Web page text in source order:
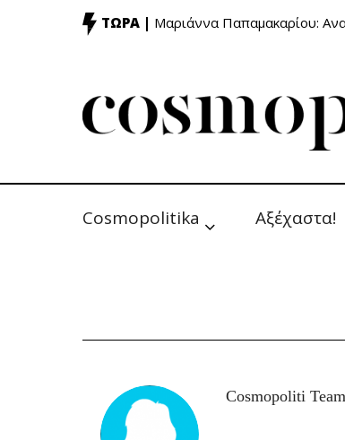
ΤΩΡΑ | Μαριάννα Παπαμακαρίου:
Cosmopolitika Αξέχαστα!
Cosmopoliti Team